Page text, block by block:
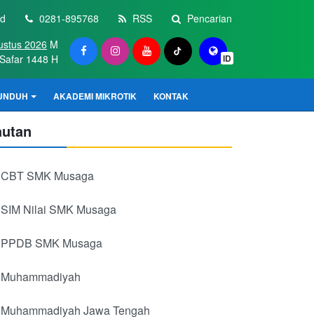
0281-895768 RSS Pencarian
ID
2026 M
1448 H
AKADEMI MIKROTIK KONTAK
CBT SMK Musaga
SIM Nilai SMK Musaga
PPDB SMK Musaga
Muhammadiyah
Muhammadiyah Jawa Tengah